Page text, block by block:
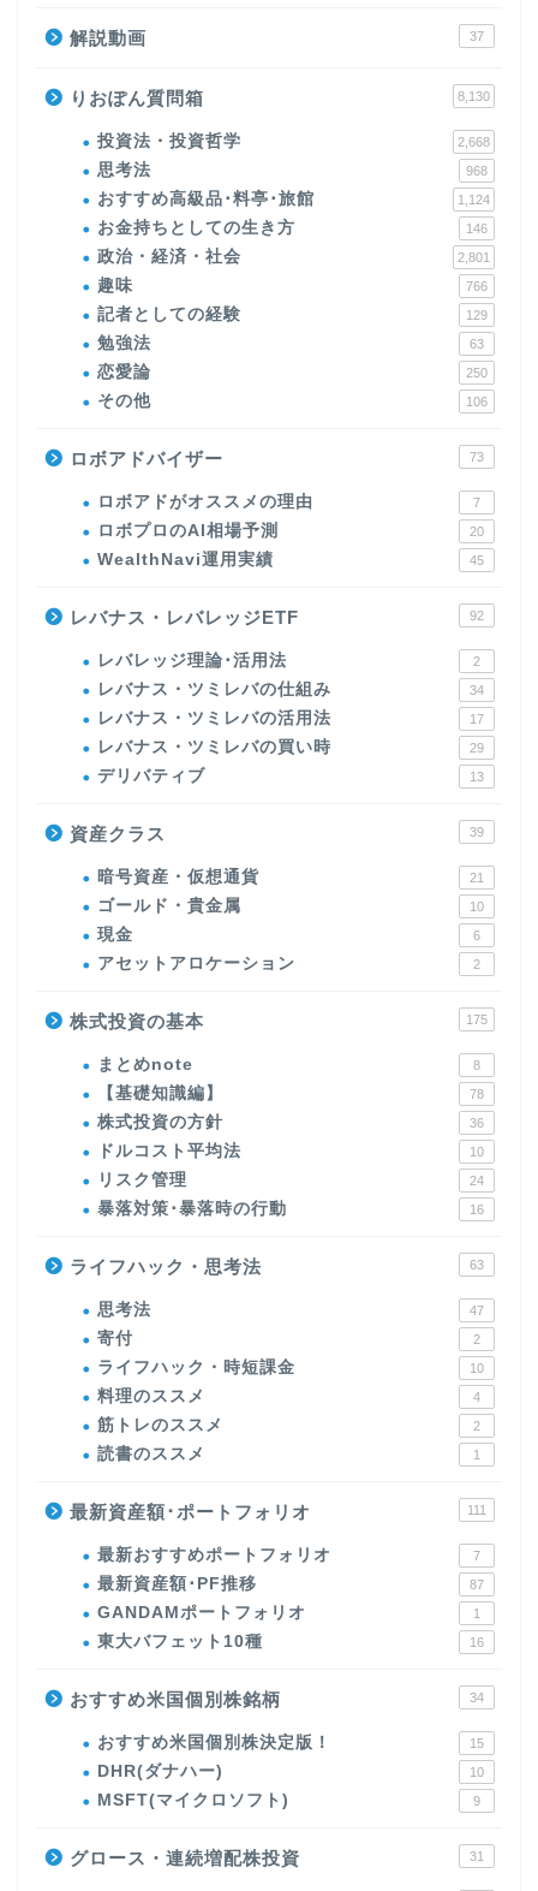
解説動画 37
りおぽん質問箱 8,130
投資法・投資哲学 2,668
思考法 968
おすすめ高級品･料亭･旅館 1,124
お金持ちとしての生き方 146
政治・経済・社会 2,801
趣味 766
記者としての経験 129
勉強法 63
恋愛論 250
その他 106
ロボアドバイザー 73
ロボアドがオススメの理由 7
ロボプロのAI相場予測 20
WealthNavi運用実績 45
レバナス・レバレッジETF 92
レバレッジ理論･活用法 2
レバナス・ツミレバの仕組み 34
レバナス・ツミレバの活用法 17
レバナス・ツミレバの買い時 29
デリバティブ 13
資産クラス 39
暗号資産・仮想通貨 21
ゴールド・貴金属 10
現金 6
アセットアロケーション 2
株式投資の基本 175
まとめnote 8
【基礎知識編】 78
株式投資の方針 36
ドルコスト平均法 10
リスク管理 24
暴落対策･暴落時の行動 16
ライフハック・思考法 63
思考法 47
寄付 2
ライフハック・時短課金 10
料理のススメ 4
筋トレのススメ 2
読書のススメ 1
最新資産額･ポートフォリオ 111
最新おすすめポートフォリオ 7
最新資産額･PF推移 87
GANDAMポートフォリオ 1
東大バフェット10種 16
おすすめ米国個別株銘柄 34
おすすめ米国個別株決定版！ 15
DHR(ダナハー) 10
MSFT(マイクロソフト) 9
グロース・連続増配株投資 31